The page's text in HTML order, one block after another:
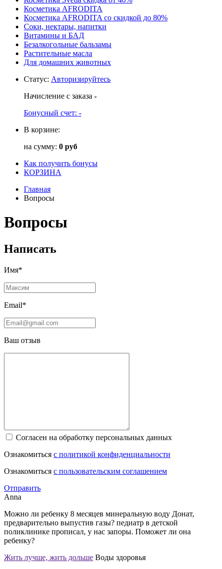
Косметика AFRODITA
Косметика AFRODITA со скидкой до 80%
Соки, нектары, напитки
Витамины и БАД
Безалкогольные бальзамы
Растительные масла
Для домашних животных
Статус: Авторизируйтесь
Начисление с заказа -
Бонусный счет: -
В корзине:
на сумму: 0 руб
Как получить бонусы
КОРЗИНА
Главная
Вопросы
Вопросы
Написать
Имя*
Email*
Ваш отзыв
Согласен на обработку персональных данных
Ознакомиться с политикой конфиденциальности
Ознакомиться с пользовательским соглашением
Отправить
Anna
Можно ли ребенку 8 месяцев минеральную воду Донат,
предварительно выпустив газы? педиатр в детской
поликлинике прописал, у нас запоры. Поможет ли она
ребенку?
Жить лучше, жить дольше Воды здоровья